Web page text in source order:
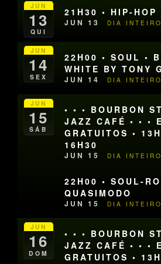
JUN
13
QUI
21H30 • HIP-HOP
JUN 13 DIA INTEIRO
JUN
14
SEX
22H00 • SOUL •
WHITE BY TONY
JUN 14 DIA INTEIRO
JUN
15
SÁB
• • • BOURBON
JAZZ CAFÉ • • •
GRATUITOS •
16H30
JUN 15 DIA INTEIRO
22H00 • SOUL-
QUASIMODO
JUN 15 DIA INTEIRO
JUN
16
DOM
• • • BOURBON
JAZZ CAFÉ • • •
GRATUITOS •